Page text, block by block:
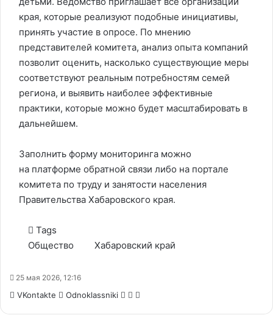
края, которые реализуют подобные инициативы,
принять участие в опросе. По мнению
представителей комитета, анализ опыта компаний
позволит оценить, насколько существующие меры
соответствуют реальным потребностям семей
региона, и выявить наиболее эффективные
практики, которые можно будет масштабировать в
дальнейшем.
Заполнить форму мониторинга можно
на платформе обратной связи либо на портале
комитета по труду и занятости населения
Правительства Хабаровского края.
Tags
Общество
Хабаровский край
25 мая 2026, 12:16
VKontakte Odnoklassniki WhatsApp
Telegram